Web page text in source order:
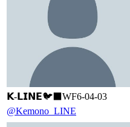
𝗞-𝗟𝗜𝗡𝗘🐦‍⬛WF6-04-03
@Kemono_LINE